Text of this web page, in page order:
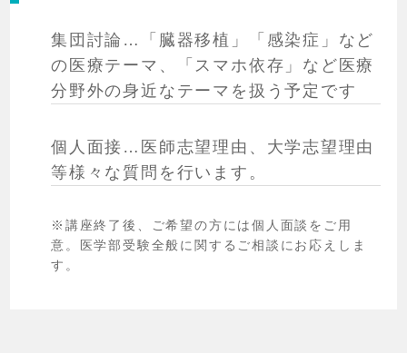
集団討論…「臓器移植」「感染症」など
の医療テーマ、「スマホ依存」など医療
分野外の身近なテーマを扱う予定です
個人面接…医師志望理由、大学志望理由
等様々な質問を行います。
講座終了後、ご希望の方には個人面談をご用
意。医学部受験全般に関するご相談にお応えしま
す。